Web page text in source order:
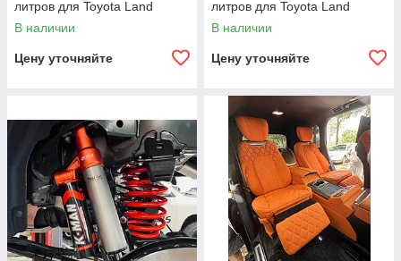
литров для Toyota Land
Cruiser 76 LC76 2014-2024
Тойота Крузер Крузак бак
В наличии
Цену уточняйте
литров для Toyota Land
Cruiser 76 LC76 2014-2024
Тойота Крузер Крузак бак
В наличии
Цену уточняйте